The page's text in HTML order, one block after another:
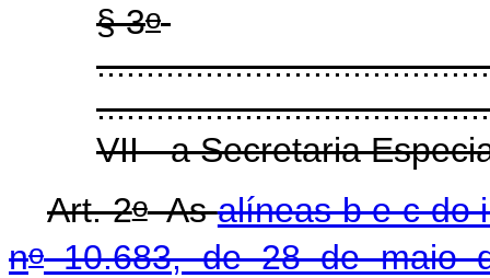
§ 3o
VII - a Secretaria
Art. 2oAsalíneas b e c do
no10.683, de 28 de maio